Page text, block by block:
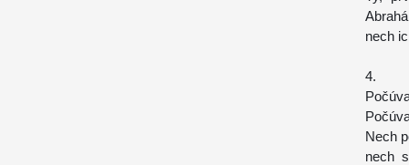
nech
4.
Nech
nech